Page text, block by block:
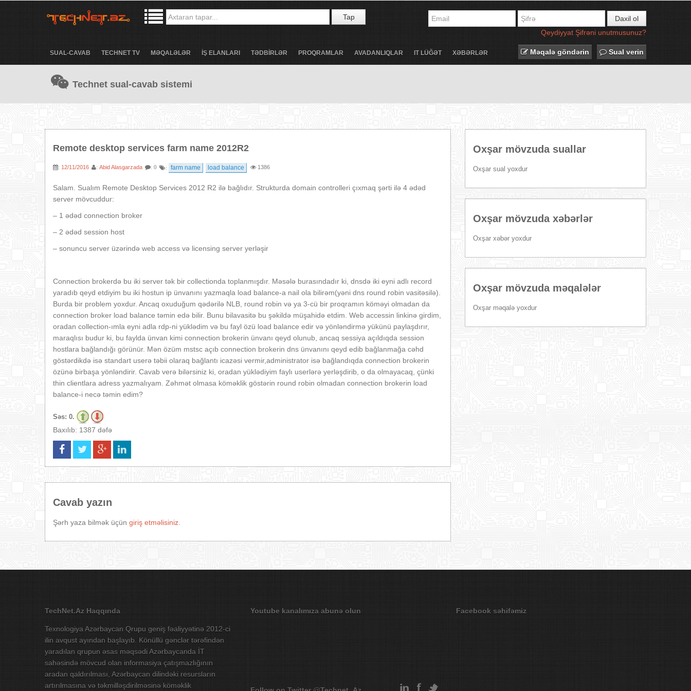
Tap
Daxil ol
Qeydiyyat Şifrəni unutmusunuz?
SUAL-CAVAB TECHNET TV MƏQALƏLƏR İŞ ELANLARI TƏDBİRLƏR PROQRAMLAR AVADANLIQLAR IT LÜĞƏT XƏBƏRLƏR Məqalə göndərin Sual verin
Technet sual-cavab sistemi
Remote desktop services farm name 2012R2
: 12/11/2016 : Abid Alasgarzada : 0 : farm name load balance 1386
Salam. Sualım Remote Desktop Services 2012 R2 ilə bağlıdır. Strukturda domain controlleri çıxmaq şərti ilə 4 ədəd
server mövcuddur:
– 1 ədəd connection broker
– 2 ədəd session host
– sonuncu server üzərində web access və licensing server yerləşir
Connection brokerdə bu iki server tək bir collectionda toplanmışdır. Məsələ burasındadır ki, dnsdə iki eyni adlı record
yaradıb qeyd etdiyim bu iki hostun ip ünvanını yazmaqla load balance-a nail ola bilirəm(yəni dns round robin vasitəsilə).
Burda bir problem yoxdur. Ancaq oxuduğum qədərilə NLB, round robin və ya 3-cü bir proqramın köməyi olmadan da
connection broker load balance təmin edə bilir. Bunu bilavasitə bu şəkildə müşahidə etdim. Web accessin linkinə girdim,
oradan collection-ımla eyni adla rdp-ni yüklədim və bu fayl özü load balance edir və yönləndirmə yükünü paylaşdırır,
maraqlısı budur ki, bu faylda ünvan kimi connection brokerin ünvanı qeyd olunub, ancaq sessiya açıldıqda session
hostlara bağlandığı görünür. Mən özüm mstsc açıb connection brokerin dns ünvanını qeyd edib bağlanmağa cəhd
göstərdikdə isə standart userə təbii olaraq bağlantı icazəsi vermir,administrator isə bağlandıqda connection brokerin
özünə birbaşa yönləndirir. Cavab verə bilərsiniz ki, oradan yüklədiyim faylı userlərə yerləşdirib, o da olmayacaq, çünki
thin clientlara adress yazmalıyam. Zəhmət olmasa köməklik göstərin round robin olmadan connection brokerin load
balance-i necə təmin edim?
Səs: 0.
Baxılıb: 1387 dəfə
Cavab yazın
Şərh yaza bilmək üçün giriş etməlisiniz
Oxşar mövzuda suallar
Oxşar sual yoxdur
Oxşar mövzuda xəbərlər
Oxşar xəbər yoxdur
Oxşar mövzuda məqalələr
Oxşar məqalə yoxdur
TechNet.Az Haqqında
Texnologiya Azərbaycan Qrupu geniş fəaliyyətinə 2012-ci
ilin avqust ayından başlayıb. Könüllü gənclər tərəfindən
yaradılan qrupun əsas məqsədi Azərbaycanda İT
sahəsində mövcud olan informasiya çatışmazlığının
aradan qaldırılması, Azərbaycan dilindəki resursların
artırılmasına və təkmilləşdirilməsinə köməklik
Youtube kanalımıza abunə olun Facebook səhifəmiz